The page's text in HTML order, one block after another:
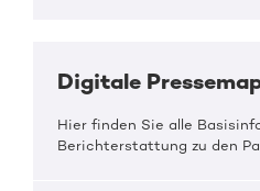
Digitale
Hier finden Sie alle
Berichterstattung zu den